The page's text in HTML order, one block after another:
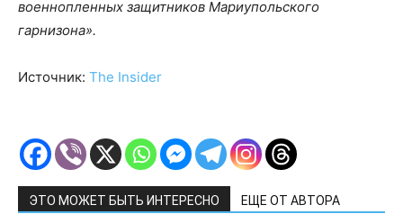
военнопленных защитников Мариупольского
гарнизона».
Источник: The Insider
ЭТО МОЖЕТ БЫТЬ ИНТЕРЕСНО ЕЩЕ ОТ АВТОРА